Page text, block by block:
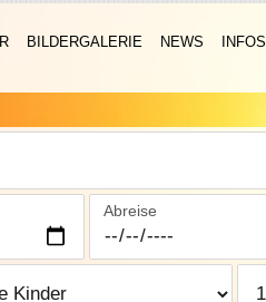
BILDERGALERIE NEWS INFOS
Abreise